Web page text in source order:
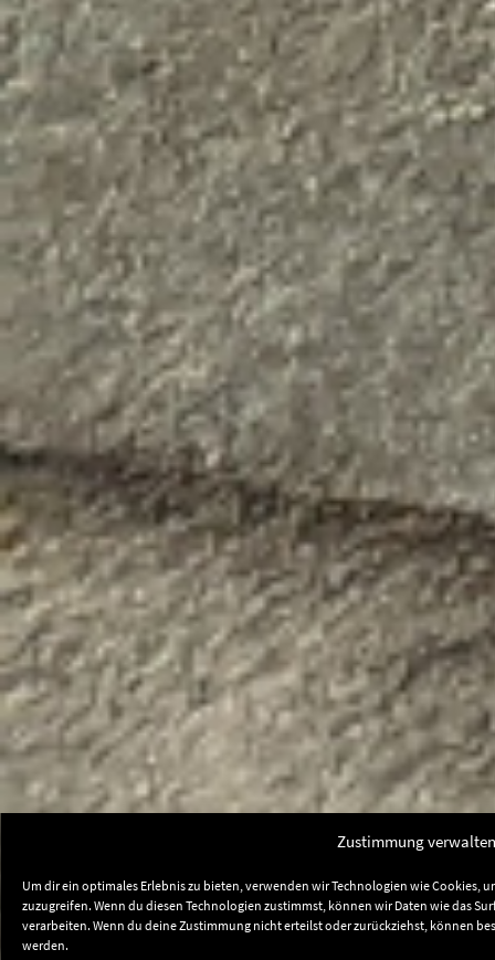
Zustimmung verwalten
Um dir ein optimales Erlebnis zu bieten, verwenden wir Technologien wie Cookies,
zuzugreifen. Wenn du diesen Technologien zustimmst, können wir Daten wie das
verarbeiten. Wenn du deine Zustimmung nicht erteilst oder zurückziehst, können
werden.